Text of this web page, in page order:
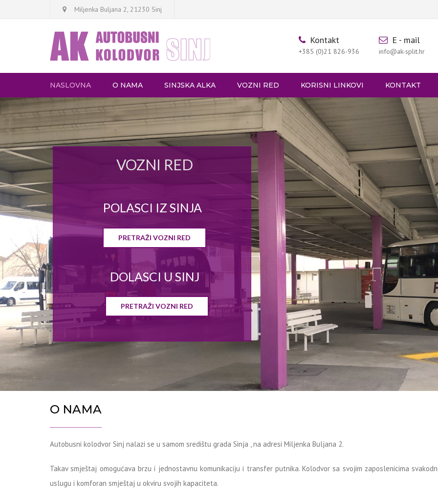
Miljenka Buljana 2, 21230 Sinj
Kontakt
+385 (0)21 826-936
E - mail
info@ak-split.hr
NASLOVNA O NAMA SINJSKA ALKA VOZNI RED
POLASCI IZ SINJA
DOLASCI U SINJ
KORISNI LINKOVI KONTAKT
VOZNI RED
DOLASCI U SINJ
PRETRAŽI VOZNI RED
PRETRAŽI VOZNI RED
POLASCI IZ SINJA
O NAMA
Autobusni kolodvor Sinj nalazi se u samom središtu grada Sinja , na adresi Miljenka Buljana 2.
Takav smještaj omogućava brzu i jednostavnu komunikaciju i transfer putnika. Kolodvor sa svojim zaposlenicima
uslugu i komforan smještaj u okviru svojih kapaciteta.